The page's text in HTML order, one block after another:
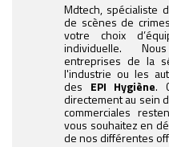
Mdtech, spécialiste
de scènes de
votre choix
individuelle.
entreprises de la
l'industrie ou les
des EPI Hygiène.
directement au sein
commerciales
vous souhaitez en
de nos différentes